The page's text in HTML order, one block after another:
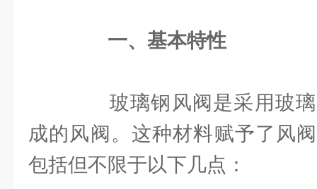
一、基本特性
玻璃钢风阀是采用玻璃
成的风阀。这种材料赋予了风
包括但不限于以下几点：